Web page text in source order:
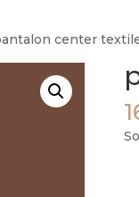
center